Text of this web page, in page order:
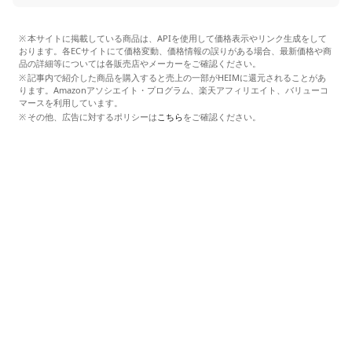
本サイトに掲載している商品は、APIを使用して価格表示やリンク生成をして
おります。各ECサイトにて価格変動、価格情報の誤りがある場合、最新価格や商
品の詳細等については各販売店やメーカーをご確認ください。
記事内で紹介した商品を購入すると売上の一部がHEIMに還元されることがあ
ります。Amazonアソシエイト・プログラム、楽天アフィリエイト、バリューコ
マースを利用しています。
その他、広告に対するポリシーはこちらをご確認ください。